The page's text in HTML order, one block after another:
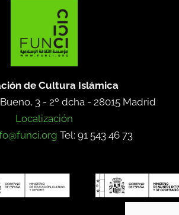
de Cultura Islámica
3 - 2º dcha - 28015 Madrid
Localización
Tel: 91 543 46 73